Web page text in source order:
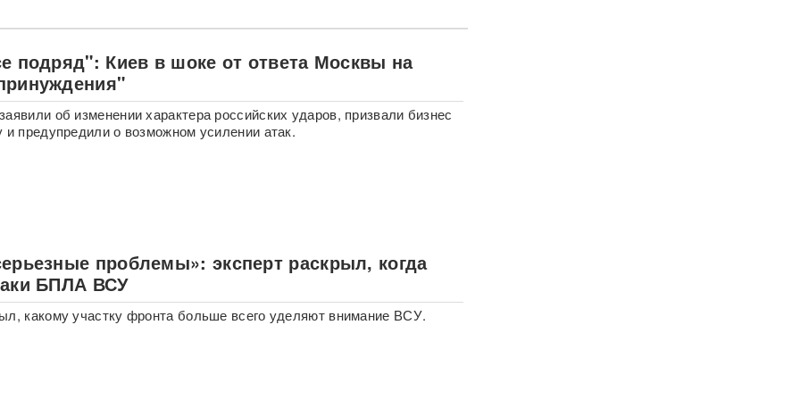
подряд": Киев в шоке от ответа Москвы на
об изменении характера российских ударов, призвали бизнес
и предупредили о возможном усилении атак.
проблемы»: эксперт раскрыл, когда
БПЛА ВСУ
какому участку фронта больше всего уделяют внимание ВСУ.